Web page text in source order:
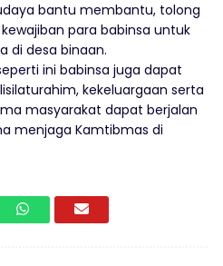
bantu membantu, tolong
para babinsa untuk
di desa binaan.
ini babinsa juga dapat
kekeluargaan serta
masyarakat dapat berjalan
menjaga Kamtibmas di